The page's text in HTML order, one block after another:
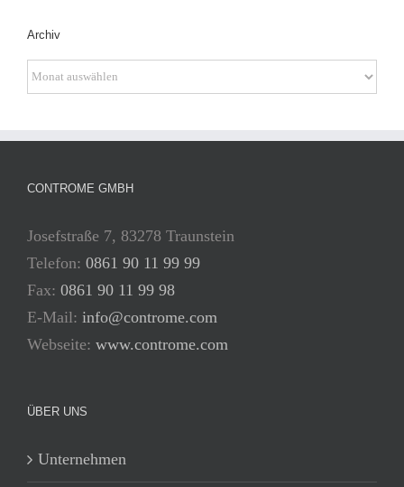
Archiv
Archiv
CONTROME GMBH
Josefstraße 7, 83278 Traunstein
Telefon: 0861 90 11 99 99
Fax: 0861 90 11 99 98
E-Mail: info@controme.com
Webseite: www.controme.com
ÜBER UNS
Unternehmen